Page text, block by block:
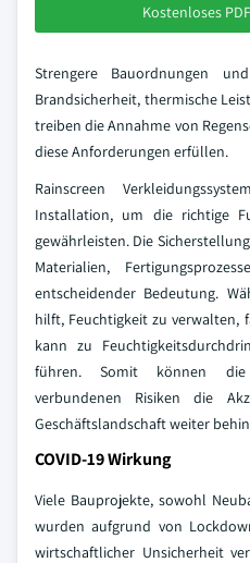
Kostenloses
Strengere Bauordnungen
Brandsicherheit, thermische
treiben die Annahme von
diese Anforderungen erfüllen.
Rainscreen
Installation, um die richtige
gewährleisten. Die
Materialien,
entscheidender Bedeutung.
hilft, Feuchtigkeit zu verwalten,
kann zu
führen. Somit können die
verbundenen Risiken die
Geschäftslandschaft weiter
COVID-19 Wirkung
Viele Bauprojekte, sowohl
wurden aufgrund von
wirtschaftlicher Unsicherheit